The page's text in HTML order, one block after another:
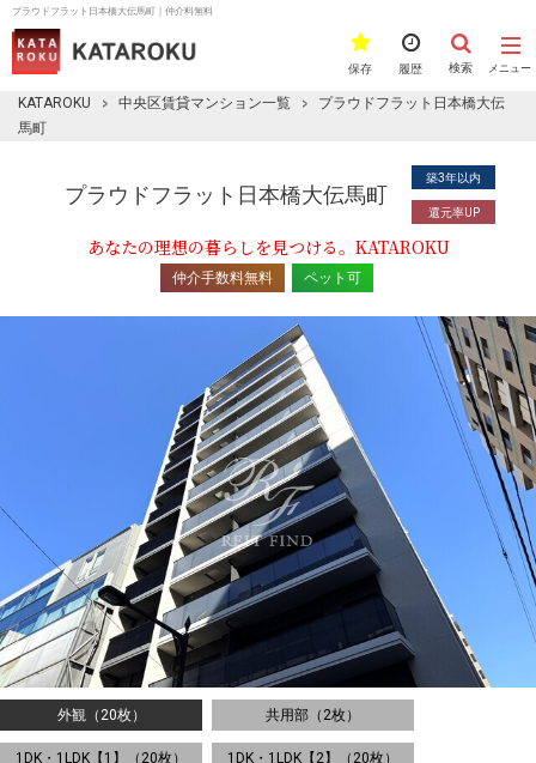
プラウドフラット日本橋大伝馬町｜仲介料無料
メニュー
検索
履歴
保存
KATAROKU 中央区賃貸マンション一覧
プラウドフラット日本橋大伝
馬町
プラウドフラット日本橋大伝馬町
築3年以内
還元率UP
あなたの理想の暮らしを見つける。KATAROKU
仲介手数料無料 ペット可
外観（20枚） 共用部（2枚）
1DK・1LDK【1】（20枚） 1DK・1LDK【2】（20枚）